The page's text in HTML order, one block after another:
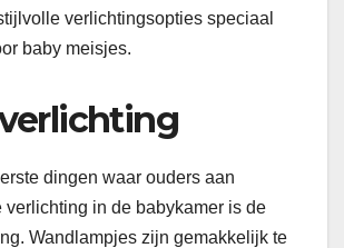
verlichtingsopties speciaal
baby meisjes.
dingen waar ouders aan
verlichting in de babykamer is de
Wandlampjes zijn gemakkelijk te